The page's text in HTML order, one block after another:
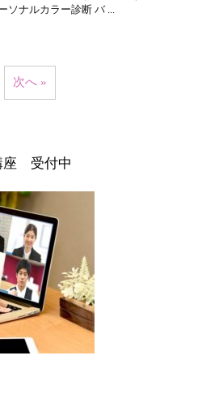
ソナルカラー診断 バ ...
次へ »
座 受付中